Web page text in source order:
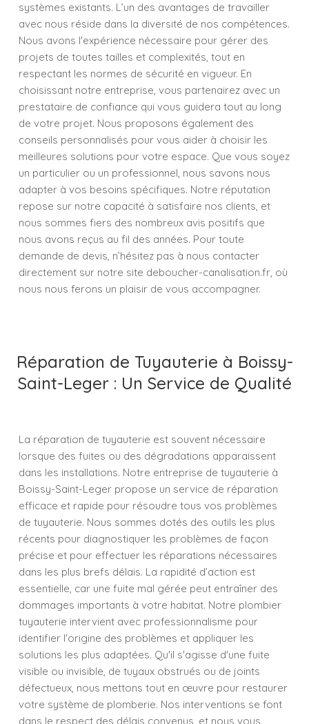
systèmes existants. L’un des avantages de travailler
avec nous réside dans la diversité de nos compétences.
Nous avons l'expérience nécessaire pour gérer des
projets de toutes tailles et complexités, tout en
respectant les normes de sécurité en vigueur. En
choisissant notre entreprise, vous partenairez avec un
prestataire de confiance qui vous guidera tout au long
de votre projet. Nous proposons également des
conseils personnalisés pour vous aider à choisir les
meilleures solutions pour votre espace. Que vous soyez
un particulier ou un professionnel, nous savons nous
adapter à vos besoins spécifiques. Notre réputation
repose sur notre capacité à satisfaire nos clients, et
nous sommes fiers des nombreux avis positifs que
nous avons reçus au fil des années. Pour toute
demande de devis, n’hésitez pas à nous contacter
directement sur notre site deboucher-canalisation.fr, où
nous nous ferons un plaisir de vous accompagner.
Réparation de Tuyauterie à Boissy-
Saint-Leger : Un Service de Qualité
La réparation de tuyauterie est souvent nécessaire
lorsque des fuites ou des dégradations apparaissent
dans les installations. Notre entreprise de tuyauterie à
Boissy-Saint-Leger propose un service de réparation
efficace et rapide pour résoudre tous vos problèmes
de tuyauterie. Nous sommes dotés des outils les plus
récents pour diagnostiquer les problèmes de façon
précise et pour effectuer les réparations nécessaires
dans les plus brefs délais. La rapidité d’action est
essentielle, car une fuite mal gérée peut entraîner des
dommages importants à votre habitat. Notre plombier
tuyauterie intervient avec professionnalisme pour
identifier l'origine des problèmes et appliquer les
solutions les plus adaptées. Qu'il s'agisse d'une fuite
visible ou invisible, de tuyaux obstrués ou de joints
défectueux, nous mettons tout en œuvre pour restaurer
votre système de plomberie. Nos interventions se font
dans le respect des délais convenus, et nous vous